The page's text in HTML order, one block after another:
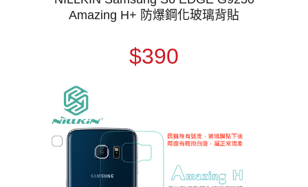
Amazing H+ 防爆鋼化玻璃背貼
$390